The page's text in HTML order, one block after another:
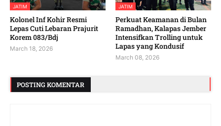
JATIM
Kolonel Inf Kohir Resmi
Lepas Cuti Lebaran Prajurit
Korem 083/Bdj
March 18, 2026
JATIM
Perkuat Keamanan di Bulan
Ramadhan, Kalapas Jember
Intensifkan Trolling untuk
Lapas yang Kondusif
March 08, 2026
POSTING KOMENTAR